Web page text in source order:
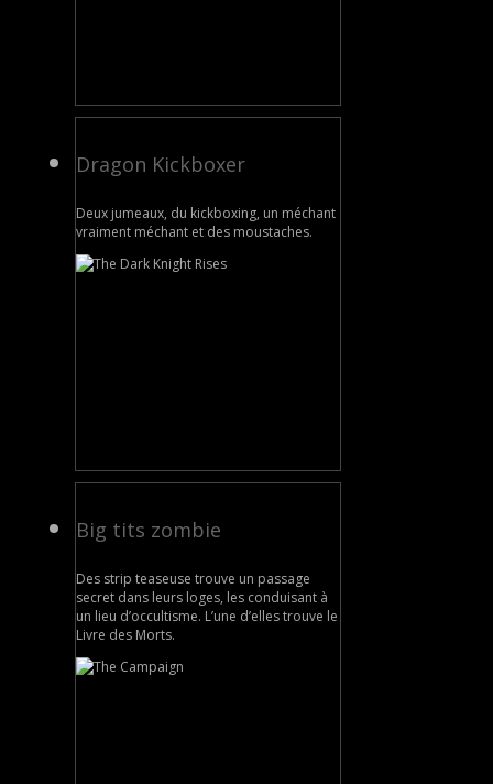
Dragon Kickboxer
Deux jumeaux, du kickboxing, un méchant
vraiment méchant et des moustaches.
Big tits zombie
Des strip teaseuse trouve un passage
secret dans leurs loges, les conduisant à
un lieu d’occultisme. L’une d’elles trouve le
Livre des Morts.